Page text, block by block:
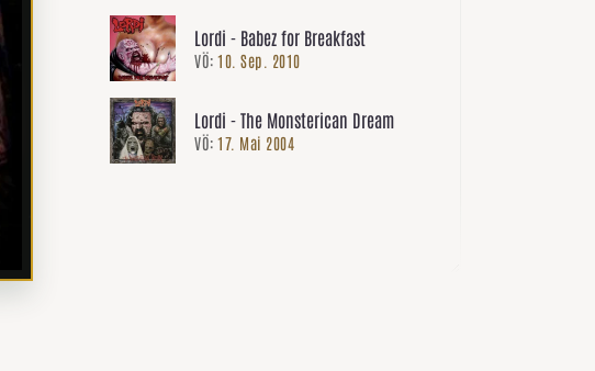
Lordi - Babez for Breakfast
VÖ: 10. Sep. 2010
Lordi - The Monsterican Dream
VÖ: 17. Mai 2004